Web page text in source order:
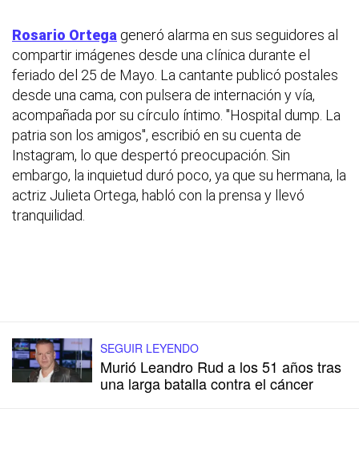
Rosario Ortega generó alarma en sus seguidores al
compartir imágenes desde una clínica durante el
feriado del 25 de Mayo. La cantante publicó postales
desde una cama, con pulsera de internación y vía,
acompañada por su círculo íntimo. "Hospital dump. La
patria son los amigos", escribió en su cuenta de
Instagram, lo que despertó preocupación. Sin
embargo, la inquietud duró poco, ya que su hermana, la
actriz Julieta Ortega, habló con la prensa y llevó
tranquilidad.
SEGUIR LEYENDO
Murió Leandro Rud a los 51 años tras
una larga batalla contra el cáncer